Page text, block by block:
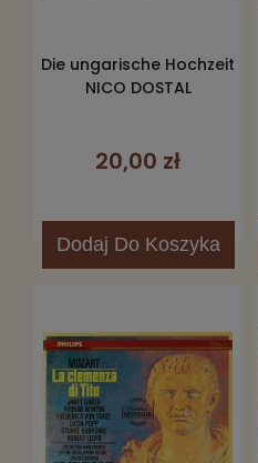
Die ungarische Hochzeit
NICO DOSTAL
20,00 zł
Dodaj Do Koszyka